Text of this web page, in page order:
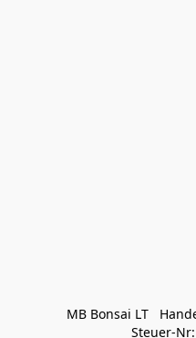
MB Bonsai LT
Steuer-